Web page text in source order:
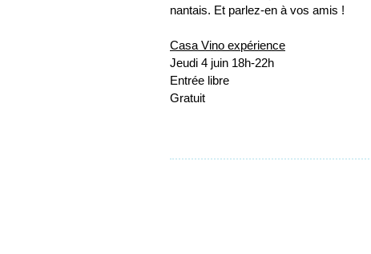
nantais. Et parlez-en à vos amis !
Casa Vino expérience
Jeudi 4 juin 18h-22h
Entrée libre
Gratuit